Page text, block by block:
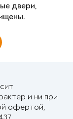
двери,
и ни при
офертой,